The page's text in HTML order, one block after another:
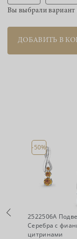
Вы выбрали вариант
ДОБАВИТЬ В
-50%
Есть в
2522506А
Серебра с
цитринами